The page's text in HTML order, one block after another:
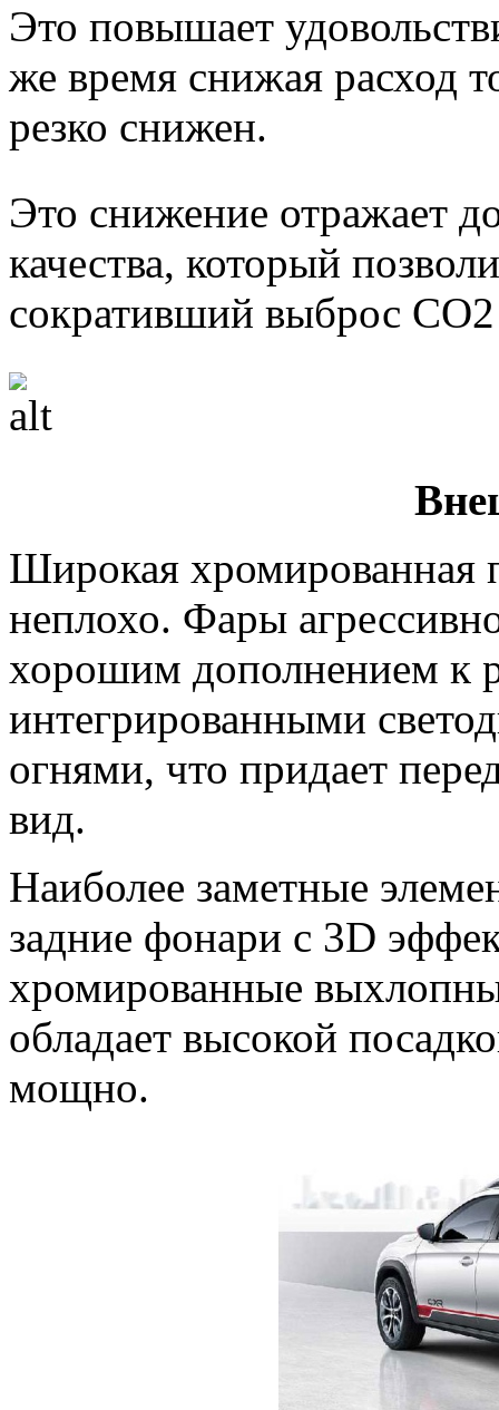
Это повышает
же время снижая расход
резко снижен.
Это снижение отражает
качества, который
сокративший выброс
Широкая хромированная
неплохо. Фары
хорошим дополнением к
интегрированными
огнями, что придает
вид.
Наиболее заметные
задние фонари с 3D
хромированные
обладает высокой
мощно.